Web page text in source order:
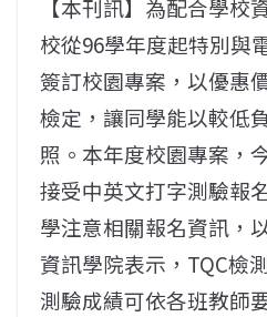
【本刊訊】為配合學校
校從96學年度起特別與
簽訂校園專案，以優惠
檢定，讓同學能以較低
照。本年度校園專案，
接受中英文打字測驗報
學注意相關報名資訊，
資訊學院表示，TQC檢
測驗成績可依各班教師